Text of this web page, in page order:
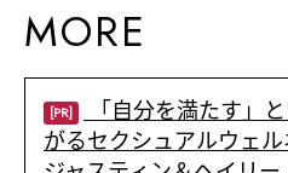
MORE
[PR]
「自分を満たす」
がるセクシュアルウェ